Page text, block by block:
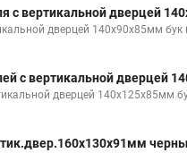
с вертикальной дверцей
дверцей 140х90х85мм бук
с вертикальной дверцей
дверцей 140х125х85мм